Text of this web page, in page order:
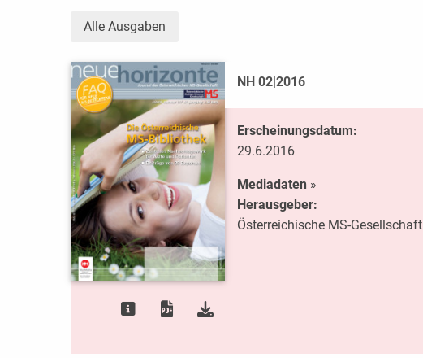
Alle Ausgaben
NH 02|2016
Erscheinungsdatum:
29.6.2016
Mediadaten»
Herausgeber:
Österreichische MS-Gesellschaft